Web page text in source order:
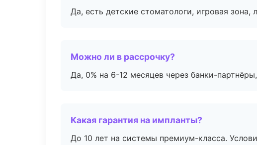
Да, есть детские стоматологи, игровая зона,
Можно ли в рассрочку?
Да, 0% на 6-12 месяцев через банки-партнёры,
Какая гарантия на импланты?
До 10 лет на системы премиум-класса.